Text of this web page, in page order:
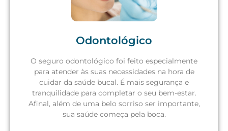
Solicite um orçamento
Odontológico
O seguro odontológico foi feito especialmente
para atender às suas necessidades na hora de
cuidar da saúde bucal. É mais segurança e
tranquilidade para completar o seu bem-estar.
Afinal, além de uma belo sorriso ser importante,
sua saúde começa pela boca.